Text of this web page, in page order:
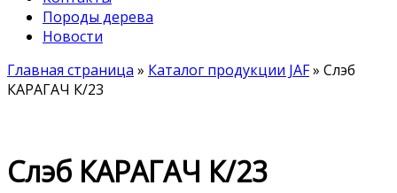
Породы дерева
Новости
Главная страница » Каталог продукции JAF» Слэб
КАРАГАЧ К/23
Слэб КАРАГАЧ К/23